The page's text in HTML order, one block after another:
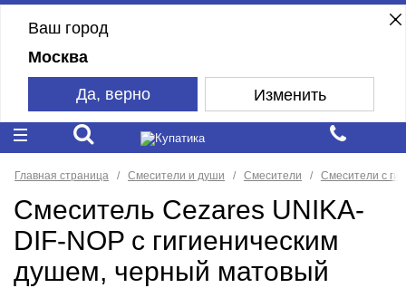
Ваш город
Москва
Да, верно Изменить
Главная страница Смесители и души Смесители Смесители с
Смеситель Cezares UNIKA-
DIF-NOP с гигиеническим
душем, черный матовый